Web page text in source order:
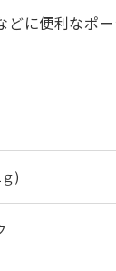
に便利なポー
)